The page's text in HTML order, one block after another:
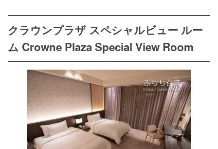
クラウンプラザ スペシャルビュー ルー
ム Crowne Plaza Special View Room